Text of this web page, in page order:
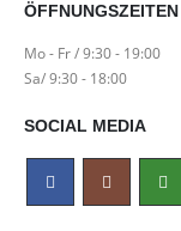
ÖFFNUNGSZEITEN
Mo - Fr / 9:30 - 19:00
Sa/ 9:30 - 18:00
SOCIAL MEDIA